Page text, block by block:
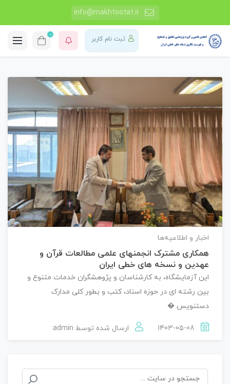
info@makhtootat.ir
ثبت نام کاربر
0
اخبار و اطلاعیه‌ها
همکاری مشترک انجمنهای علمی مطالعات قرآن و
عهدین و نسخه های خطی ایران
این آزمایشگاه، به کارشناسان و پژوهشگران خدمات متنوع و
بین رشته ای در حوزه اسناد، کتب و بطور کلی مدارک
دستنویس �
ارسال شده توسط admin
جستجو